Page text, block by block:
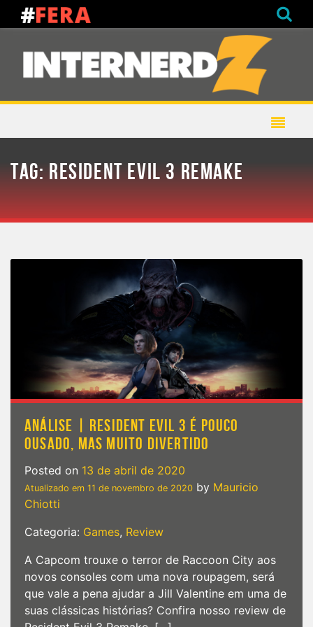
TAG:RESIDENT EVIL 3 REMAKE
ANÁLISE | RESIDENT EVIL 3 É POUCO
OUSADO, MAS MUITO DIVERTIDO
Posted on 13 de abril de 2020
Atualizado em 11 de novembro de 2020 by Mauricio
Chiotti
Categoria: Games, Review
A Capcom trouxe o terror de Raccoon City aos
novos consoles com uma nova roupagem, será
que vale a pena ajudar a Jill Valentine em uma de
suas clássicas histórias? Confira nosso review de